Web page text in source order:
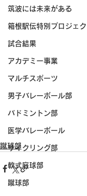
筑波には未来がある
箱根駅伝特別プロジェク
試合結果
アカデミー事業
マルチスポーツ
男子バレーボール部
バドミントン部
医学バレーボール
サイクリング部
軟式庭球部
蹴球部
蹴球部